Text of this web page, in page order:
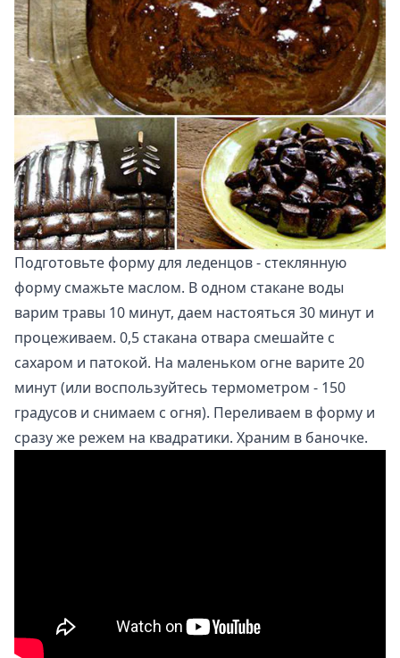
Подготовьте форму для леденцов - стеклянную
форму смажьте маслом. В одном стакане воды
варим травы 10 минут, даем настояться 30 минут и
процеживаем. 0,5 стакана отвара смешайте с
сахаром и патокой. На маленьком огне варите 20
минут (или воспользуйтесь термометром - 150
градусов и снимаем с огня). Переливаем в форму и
сразу же режем на квадратики. Храним в баночке.